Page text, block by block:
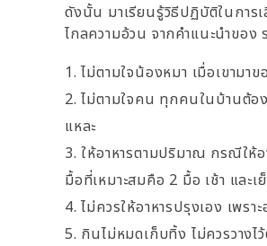
ดังนั้น มาเรียนรู้วิธีปฏิบัติในการ
ไกลความอ้วน จากคำแนะนำขอ
ไม่ตามใจน้องหมา เมื่อเขามา
ไม่ตามใจคน ทุกคนในบ้านต้อ
แหละ
ให้อาหารตามปริมาณ กรณีให้
มื้อที่เหมาะสมคือ 2 มื้อ เช้า และเ
ไม่ควรให้อาหารปรุงเอง เพร
กินไม่หมดเก็บทิ้ง ไม่ควรวาง